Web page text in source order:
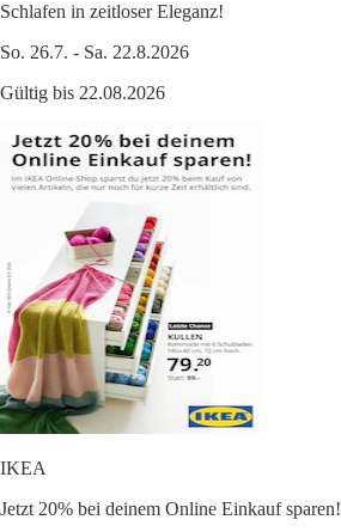
Schlafen in zeitloser Eleganz!
So. 26.7. - Sa. 22.8.2026
Gültig bis 22.08.2026
IKEA
Jetzt 20% bei deinem Online Einkauf sparen!